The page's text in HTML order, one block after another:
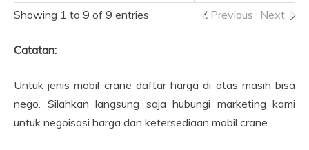
Showing 1 to 9 of 9 entries Previous Next
Catatan:
Untuk jenis mobil crane daftar harga di atas masih bisa
nego. Silahkan langsung saja hubungi marketing kami
untuk negoisasi harga dan ketersediaan mobil crane.